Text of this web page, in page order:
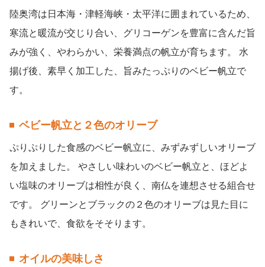
陸奥湾は日本海・津軽海峡・太平洋に囲まれているため、
寒流と暖流が交じり合い、グリコーゲンを豊富に含んだ旨
みが強く、やわらかい、栄養満点の帆立が育ちます。 水
揚げ後、素早く加工した、旨みたっぷりのベビー帆立で
す。
ベビー帆立と２色のオリーブ
ぷりぷりした食感のベビー帆立に、みずみずしいオリーブ
を加えました。 やさしい味わいのベビー帆立と、ほどよ
い塩味のオリーブは相性が良く、南仏を連想させる組合せ
です。 グリーンとブラックの２色のオリーブは見た目に
もきれいで、食欲をそそります。
オイルの美味しさ